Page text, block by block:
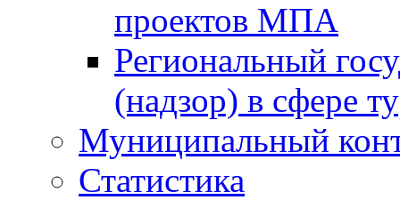
проектов МПА
Региональный
(надзор) в сфере
Муниципальный
Статистика